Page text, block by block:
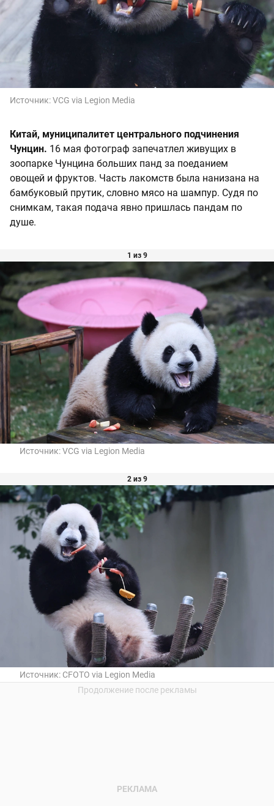
Источник:VCG via Legion Media
Китай, муниципалитет центрального подчинения
Чунцин. 16 мая фотограф запечатлел живущих в
зоопарке Чунцина больших панд за поеданием
овощей и фруктов. Часть лакомств была нанизана на
бамбуковый прутик, словно мясо на шампур. Судя по
снимкам, такая подача явно пришлась пандам по
душе.
1 из 9
Источник:VCG via Legion Media
2 из 9
Источник: CFOTO via Legion Media